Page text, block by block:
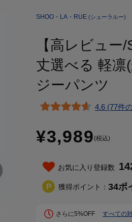
SHOO・LA・RUE (シューラルー)
【高レビュ
丈選べる 軽
ジーパンツ
4.6 (77件
¥3,989(税込)
お気に入り登録数
獲得ポイント： 34ポ
さらに5%OFF すべての